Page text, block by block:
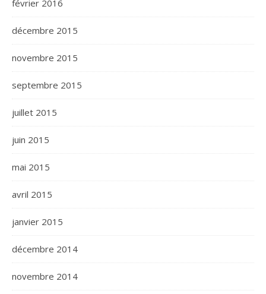
février 2016
décembre 2015
novembre 2015
septembre 2015
juillet 2015
juin 2015
mai 2015
avril 2015
janvier 2015
décembre 2014
novembre 2014